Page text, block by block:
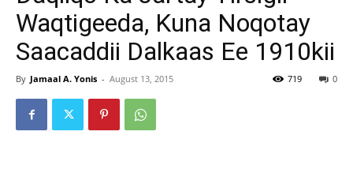
Waqtigeeda, Kuna Noqotay
Saacaddii Dalkaas Ee 1910kii
By Jamaal A. Yonis - August 13, 2015 0
719